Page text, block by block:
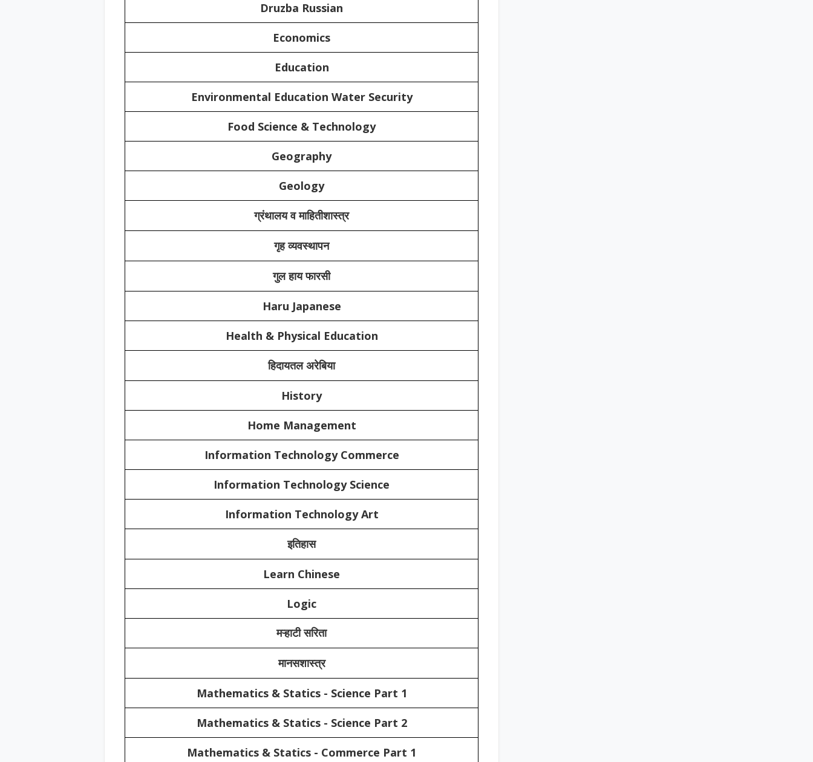
Druzba Russian
Economics
Education
Environmental Education Water Security
Food Science & Technology
Geography
Geology
ग्रंथालय व माहितीशास्त्र
गृह व्यवस्थापन
गुल हाय फारसी
Haru Japanese
Health & Physical Education
हिदायतल अरेबिया
History
Home Management
Information Technology Commerce
Information Technology Science
Information Technology Art
इतिहास
Learn Chinese
Logic
मऱ्हाटी सरिता
मानसशास्त्र
Mathematics & Statics - Science Part 1
Mathematics & Statics - Science Part 2
Mathematics & Statics - Commerce Part 1